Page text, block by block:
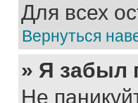
Для всех
Вернуться
» Я забыл
Не